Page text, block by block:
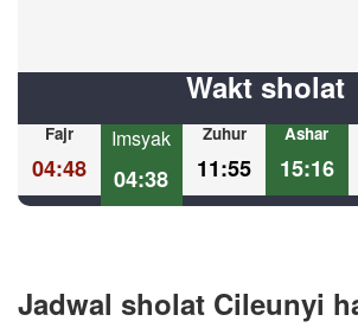
Wakt sholat
Fajr
04:48
Imsyak
04:38
Zuhur
11:55
Ashar
15:16
Jadwal sholat Cileunyi